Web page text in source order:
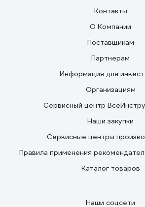
Контакты
О Компании
Поставщикам
Партнерам
Информация для
Организациям
Сервисный центр
Наши закупки
Сервисные центры
Правила применения
Каталог товаров
Наши соцсети